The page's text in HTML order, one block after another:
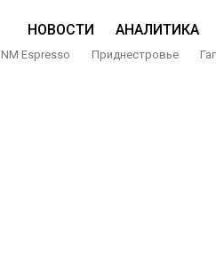
НОВОСТИ АНАЛИТИКА
NM Espresso Приднестровье